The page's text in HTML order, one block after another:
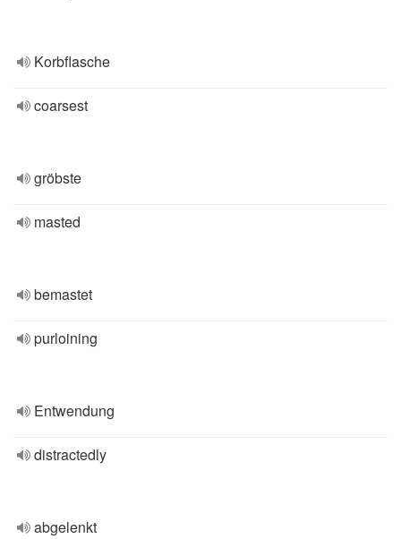
Korbflasche
coarsest
gröbste
masted
bemastet
purloining
Entwendung
distractedly
abgelenkt